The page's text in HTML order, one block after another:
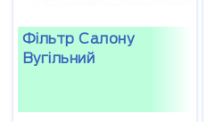
Фільтр Салону
Вугільний